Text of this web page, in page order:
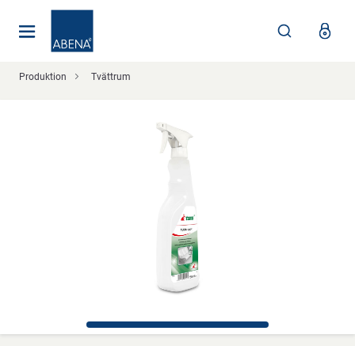
Produktion Tvättrum